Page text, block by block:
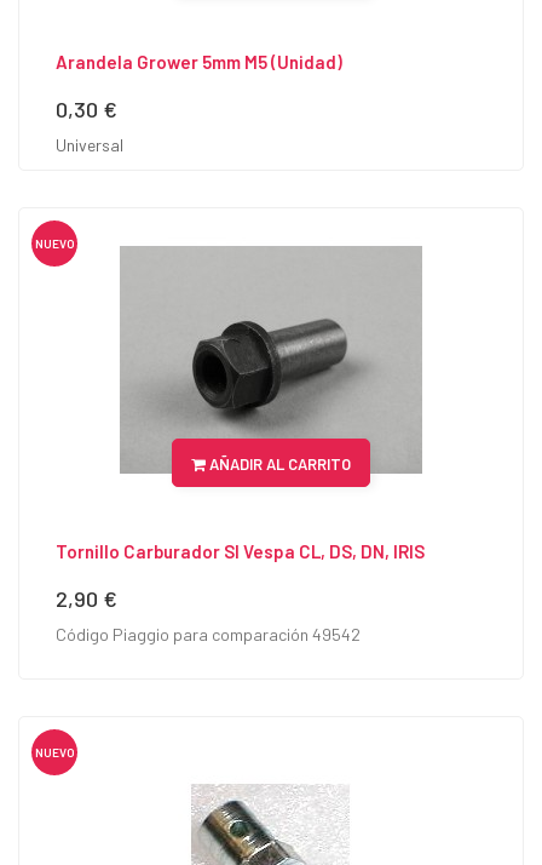
Arandela Grower 5mm M5 (unidad)
Precio
0,30 €
Universal
NUEVO
AÑADIR AL CARRITO
Tornillo Carburador SI Vespa CL, DS, DN, IRIS
Precio
2,90 €
Código Piaggio para comparación 49542
NUEVO